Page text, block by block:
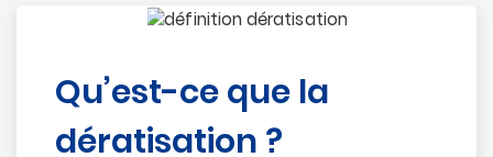
Qu’est-ce que la
dératisation ?